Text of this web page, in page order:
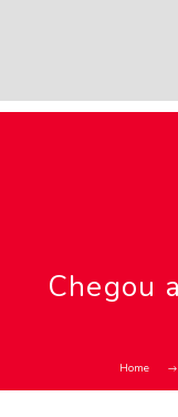
Chegou
Home